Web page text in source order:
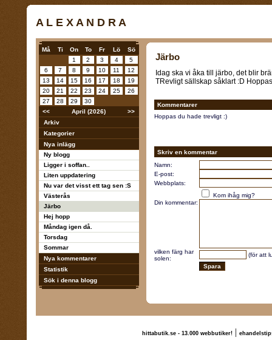
A L E X A N D R A
Må Ti On To Fr Lö
Sö
1
2 3 4
5
6
7 8 9 10 11
12
13
14 15 16 17 18
19
20
21 22 23 24 25
26
27
28 29
30
<<
April (2026)
>>
Arkiv
Kategorier
Nya inlägg
Ny blogg
Ligger i soffan..
Liten uppdatering
Nu var det visst ett tag sen :S
Västerås
Järbo
Hej hopp
Måndag igen då.
Torsdag
Sommar
Nya kommentarer
Statistik
Sök i denna blogg
Järbo
Idag ska vi åka till järbo, det blir
TRevligt sällskap såklart :D
Kommentarer
Hoppas du hade trevligt :)
Skriv en kommentar
Namn:
E-post:
Webbplats:
Kom ihåg mig?
Din kommentar:
vilken färg har
solen:
(för att
hittabutik.se - 13.000 webbutiker!|